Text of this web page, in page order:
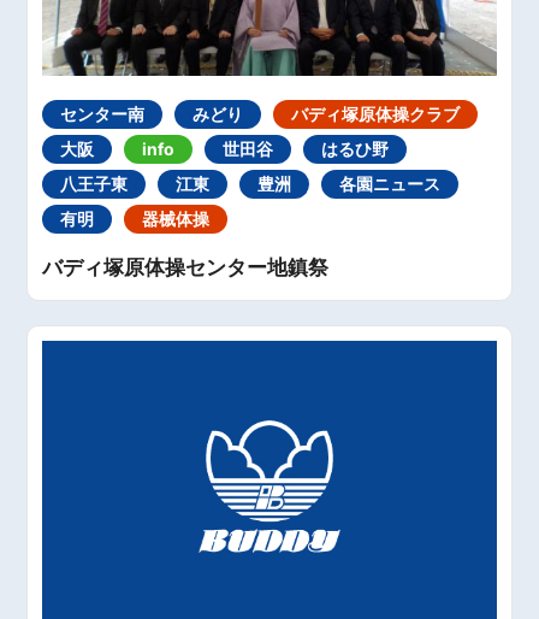
センター南 みどり
バディ塚原体操クラブ
大阪
info 世田谷
はるひ野
八王子東
江東 豊洲
各園ニュース
有明
器械体操
バディ塚原体操センター地鎮祭